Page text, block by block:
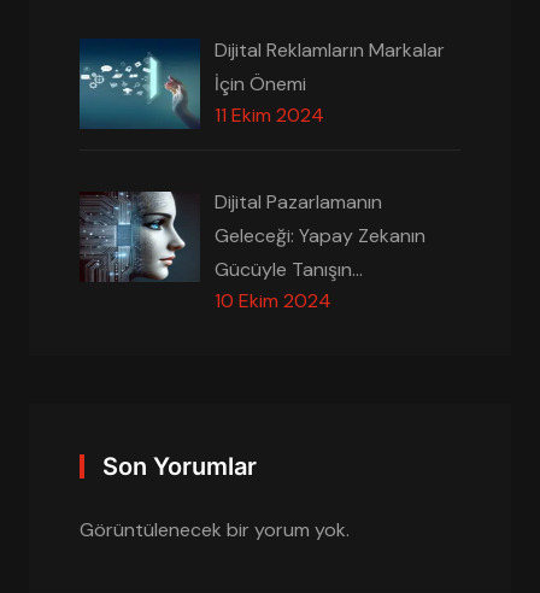
Dijital Reklamların Markalar
İçin Önemi
11 Ekim 2024
Dijital Pazarlamanın
Geleceği: Yapay Zekanın
Gücüyle Tanışın…
10 Ekim 2024
Son Yorumlar
Görüntülenecek bir yorum yok.